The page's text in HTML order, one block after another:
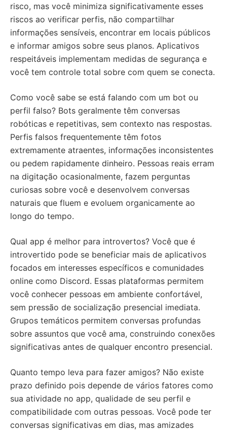
risco, mas você minimiza significativamente esses
riscos ao verificar perfis, não compartilhar
informações sensíveis, encontrar em locais públicos
e informar amigos sobre seus planos. Aplicativos
respeitáveis implementam medidas de segurança e
você tem controle total sobre com quem se conecta.
Como você sabe se está falando com um bot ou
perfil falso? Bots geralmente têm conversas
robóticas e repetitivas, sem contexto nas respostas.
Perfis falsos frequentemente têm fotos
extremamente atraentes, informações inconsistentes
ou pedem rapidamente dinheiro. Pessoas reais erram
na digitação ocasionalmente, fazem perguntas
curiosas sobre você e desenvolvem conversas
naturais que fluem e evoluem organicamente ao
longo do tempo.
Qual app é melhor para introvertos? Você que é
introvertido pode se beneficiar mais de aplicativos
focados em interesses específicos e comunidades
online como Discord. Essas plataformas permitem
você conhecer pessoas em ambiente confortável,
sem pressão de socialização presencial imediata.
Grupos temáticos permitem conversas profundas
sobre assuntos que você ama, construindo conexões
significativas antes de qualquer encontro presencial.
Quanto tempo leva para fazer amigos? Não existe
prazo definido pois depende de vários fatores como
sua atividade no app, qualidade de seu perfil e
compatibilidade com outras pessoas. Você pode ter
conversas significativas em dias, mas amizades